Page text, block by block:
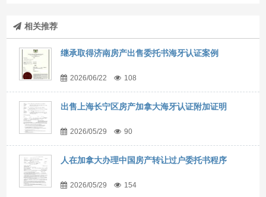
相关推荐
继承取得济南房产出售委托书海牙认证案例
2026/06/22 108
出售上海长宁区房产加拿大海牙认证附加证明
2026/05/29 90
人在加拿大办理中国房产转让过户委托书程序
2026/05/29 154